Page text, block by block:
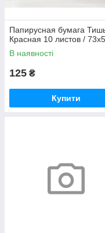
Папирусная бумага
Красная 10 листов /
В наявності
125 ₴
Купити